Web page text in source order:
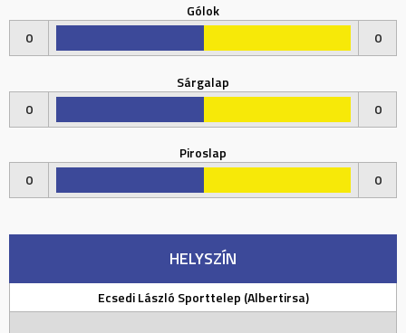
Gólok
0
0
Sárgalap
0
0
Piroslap
0
0
HELYSZÍN
Ecsedi László Sporttelep (Albertirsa)